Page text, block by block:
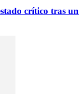
crítico tras un